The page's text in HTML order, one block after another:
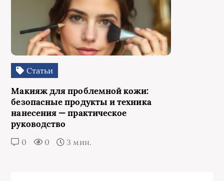
Статьи
Макияж для проблемной кожи:
безопасные продукты и техника
нанесения — практическое
руководство
0 0 3 мин.